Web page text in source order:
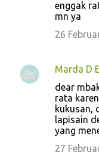
enggak
mn ya
26
Marda D
dear
rata
kukusan,
lapisain
yang
27